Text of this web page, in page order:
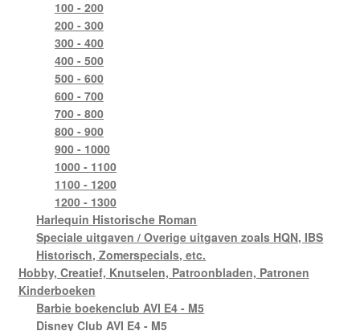
100 - 200
200 - 300
300 - 400
400 - 500
500 - 600
600 - 700
700 - 800
800 - 900
900 - 1000
1000 - 1100
1100 - 1200
1200 - 1300
Harlequin Historische Roman
Speciale uitgaven / Overige uitgaven zoals HQN, IBS
Historisch, Zomerspecials, etc.
Hobby, Creatief, Knutselen, Patroonbladen, Patronen
Kinderboeken
Barbie boekenclub AVI E4 - M5
Disney Club AVI E4 - M5